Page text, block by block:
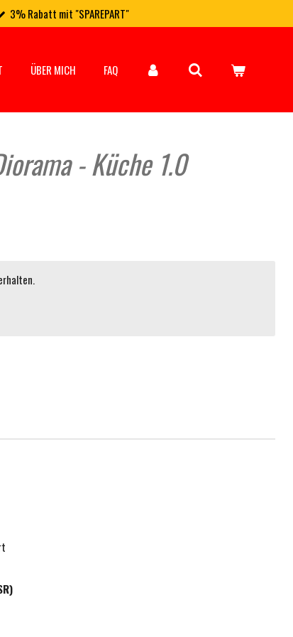
3% Rabatt mit "SPAREPART"
ÜBER MICH FAQ
- Küche 1.0